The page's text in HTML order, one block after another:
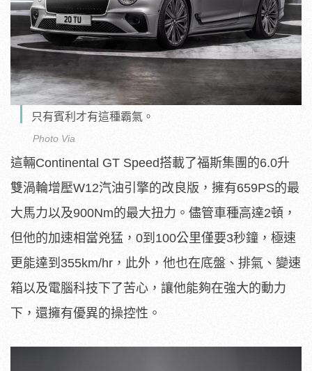
只有賓利才有這種霸氣。
Photo Via
這輛Continental GT Speed搭載了福斯集團的6.0升
雙渦輪增壓W12汽油引擎的改良版，擁有659PS的最
大馬力以及900Nm的最大扭力。儘管車種高達2頓，
但他的加速相當兇猛，0到100公里僅要3秒鐘，極速
更能達到355km/hr，此外，他也在底盤、排氣、變速
箱以及電腦科技下了苦心，讓他能夠在強大的動力
下，還擁有優異的操控性。